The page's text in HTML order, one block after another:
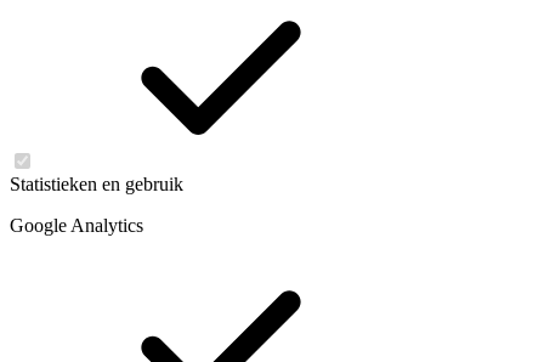
Statistieken en gebruik
Google Analytics